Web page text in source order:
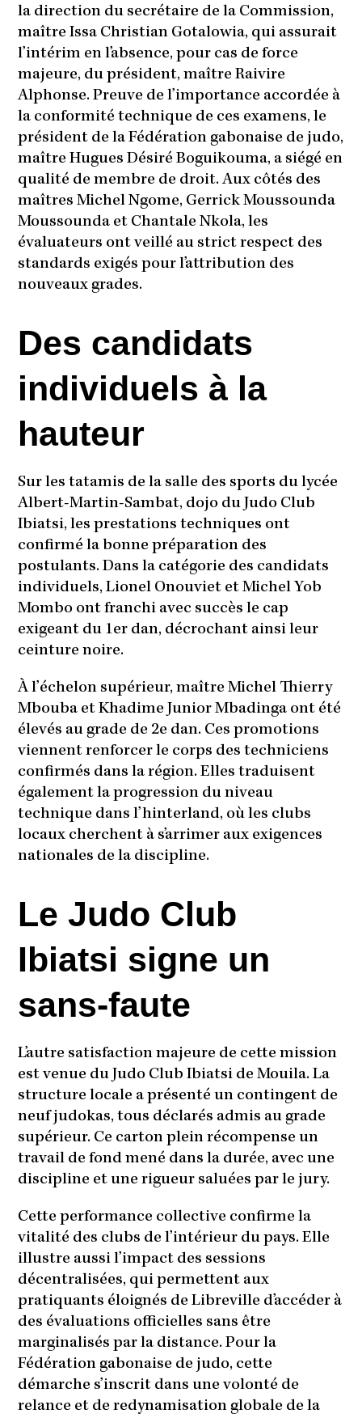
la direction du secrétaire de la Commission,
maître Issa Christian Gotalowia, qui assurait
l’intérim en l’absence, pour cas de force
majeure, du président, maître Raivire
Alphonse. Preuve de l’importance accordée à
la conformité technique de ces examens, le
président de la Fédération gabonaise de judo,
maître Hugues Désiré Boguikouma, a siégé en
qualité de membre de droit. Aux côtés des
maîtres Michel Ngome, Gerrick Moussounda
Moussounda et Chantale Nkola, les
évaluateurs ont veillé au strict respect des
standards exigés pour l’attribution des
nouveaux grades.
Des candidats
individuels à la
hauteur
Sur les tatamis de la salle des sports du lycée
Albert-Martin-Sambat, dojo du Judo Club
Ibiatsi, les prestations techniques ont
confirmé la bonne préparation des
postulants. Dans la catégorie des candidats
individuels, Lionel Onouviet et Michel Yob
Mombo ont franchi avec succès le cap
exigeant du 1er dan, décrochant ainsi leur
ceinture noire.
À l’échelon supérieur, maître Michel Thierry
Mbouba et Khadime Junior Mbadinga ont été
élevés au grade de 2e dan. Ces promotions
viennent renforcer le corps des techniciens
confirmés dans la région. Elles traduisent
également la progression du niveau
technique dans l’hinterland, où les clubs
locaux cherchent à s’arrimer aux exigences
nationales de la discipline.
Le Judo Club
Ibiatsi signe un
sans-faute
L’autre satisfaction majeure de cette mission
est venue du Judo Club Ibiatsi de Mouila. La
structure locale a présenté un contingent de
neuf judokas, tous déclarés admis au grade
supérieur. Ce carton plein récompense un
travail de fond mené dans la durée, avec une
discipline et une rigueur saluées par le jury.
Cette performance collective confirme la
vitalité des clubs de l’intérieur du pays. Elle
illustre aussi l’impact des sessions
décentralisées, qui permettent aux
pratiquants éloignés de Libreville d’accéder à
des évaluations officielles sans être
marginalisés par la distance. Pour la
Fédération gabonaise de judo, cette
démarche s’inscrit dans une volonté de
relance et de redynamisation globale de la